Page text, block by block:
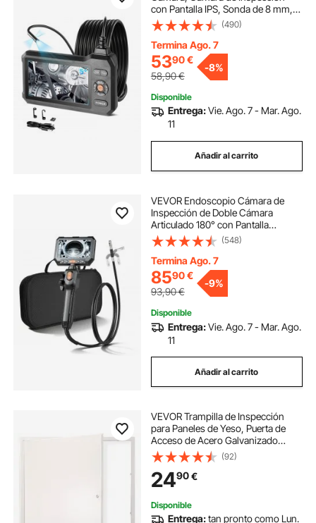
con Pantalla IPS, Sonda de 8 mm,
Cable de 5 m, 32 GB, Batería 3000
mAh, Luces LED, Zoom 8X para
Motores, HVAC, Tuberías,
Automoción y Fontanería
(490)
Termina Ago. 7
5390€
58,90€
-8%
Disponible
Entrega:Vie. Ago. 7 - Mar. Ago.
11
Añadir al carrito
VEVOR Endoscopio Cámara de
Inspección de Doble Cámara
Articulado 180° con Pantalla
Dividida IPS, Sonda de 8 mm, Cable
de 1,5 m, 5000 mAh, 32 GB, Zoom
Multinivel, para Motores,
Automoción y Fontanería
(548)
Termina Ago. 7
8590€
93,90€
-9%
Disponible
Entrega:Vie. Ago. 7 - Mar. Ago.
11
Añadir al carrito
VEVOR Trampilla de Inspección
para Paneles de Yeso, Puerta de
Acceso de Acero Galvanizado
417x417 mm, con Pestillo de
Destornillador, para Instalación de
Fontanería y Electricidad en
Techos, Blanco
(92)
2490€
Disponible
Entrega:tan pronto como Lun.